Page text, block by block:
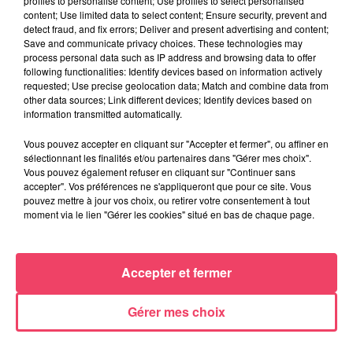
29 juillet 2026
SEGRÉ. ATTAQUE À L'ARME BLANCHE : L'AGRESSEUR INTERPELLÉ,
LE...
content; Use limited data to select content; Ensure security, prevent and
detect fraud, and fix errors; Deliver and present advertising and content;
Save and communicate privacy choices. These technologies may
process personal data such as IP address and browsing data to offer
following functionalities: Identify devices based on information actively
requested; Use precise geolocation data; Match and combine data from
other data sources; Link different devices; Identify devices based on
information transmitted automatically.
Vous pouvez accepter en cliquant sur "Accepter et fermer", ou affiner en
sélectionnant les finalités et/ou partenaires dans "Gérer mes choix".
Vous pouvez également refuser en cliquant sur "Continuer sans
accepter". Vos préférences ne s'appliqueront que pour ce site. Vous
pouvez mettre à jour vos choix, ou retirer votre consentement à tout
moment via le lien "Gérer les cookies" situé en bas de chaque page.
Gérer mes choix
Accepter et fermer